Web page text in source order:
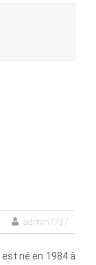
admin7737
est né en 1984 à